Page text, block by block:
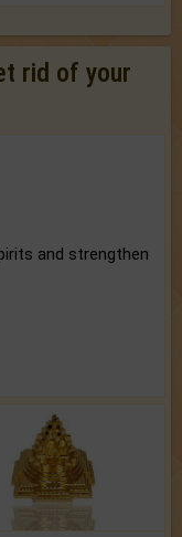
rid of your
and strengthen